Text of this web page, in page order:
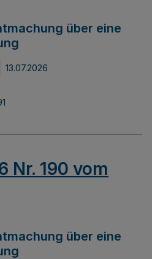
über eine
13.07.2026
Nr. 190 vom
über eine